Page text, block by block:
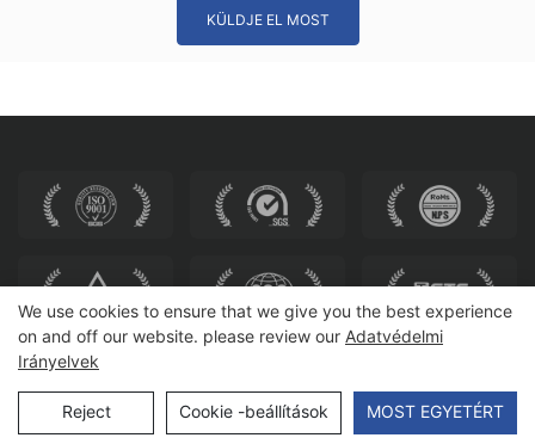
KÜLDJE EL MOST
Szerzői jog © 2025 HEWEI ÜLŐBÍRÓSÁG | Oldaltérkép
We use cookies to ensure that we give you the best experience
on and off our website. please review our Adatvédelmi
Irányelvek
Reject Cookie -beállítások MOST EGYETÉRT